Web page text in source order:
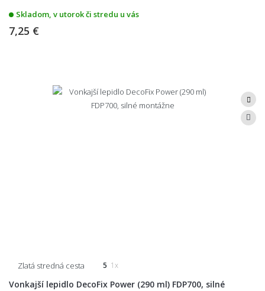
Skladom, v utorok či stredu u vás
7,25 €
Zlatá stredná cesta 5 1x
Vonkajší lepidlo DecoFix Power (290 ml) FDP700, silné